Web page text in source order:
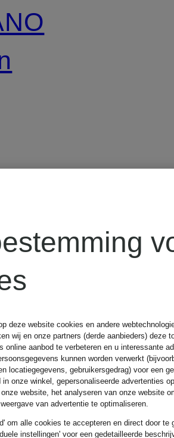
MRS &
ottod'ame
PAS
deze website cookies en andere
wij en onze partners (derde aanbieders) deze
online aanbod te verbeteren en u interessante
kunnen worden verwerkt
locatiegegevens, gebruikersgedrag) voor een
in onze winkel, gepersonaliseerde advertenties
website, het analyseren van onze website
van advertentie te optimaliseren.
om alle cookies te accepteren en direct door te
instellingen' voor een gedetailleerde